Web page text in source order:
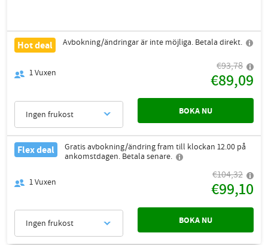
Hot deal Avbokning/ändringar är inte möjliga. Betala direkt.
1Vuxen
€93,78
€89,09
Ingen frukost BOKA NU
Flex deal
Gratis avbokning/ändring fram till klockan 12.00 på
ankomstdagen. Betala senare.
1Vuxen
€104,32
€99,10
Ingen frukost BOKA NU